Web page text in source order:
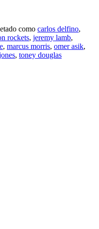
como carlos delfino,
rockets, jeremy lamb,
, marcus morris, omer asik,
, toney douglas